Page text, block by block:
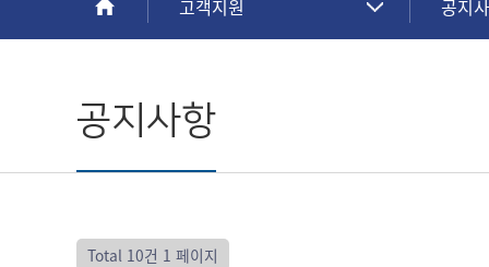
고객지원 공지
공지사항
Total 10건 1 페이지